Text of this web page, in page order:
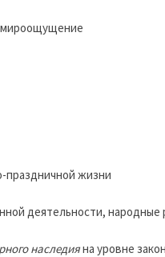
мироощущение
жизни
деятельности,
наследияна уровне